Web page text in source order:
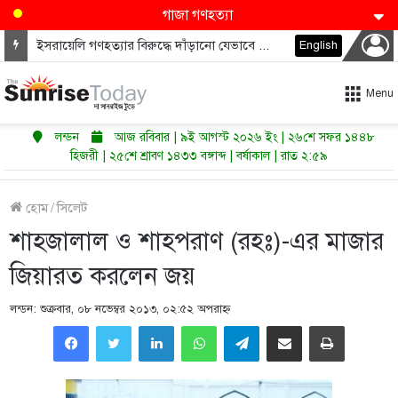
গাজা গণহত্যা
ইসরায়েলি গণহত্যার বিরুদ্ধে দাঁড়ানো যেভাবে ডেমোক্র্যাটদের নভেম্বরে কংগ্রেস জিতাতে পারে English
Menu
লন্ডন
আজ রবিবার | ৯ই আগস্ট ২০২৬ ইং | ২৬শে সফর ১৪৪৮
হিজরী | ২৫শে শ্রাবণ ১৪৩৩ বঙ্গাব্দ | বর্ষাকাল | রাত ২:৫৯
হোম/সিলেট
শাহজালাল ও শাহপরাণ (রহঃ)-এর মাজার
জিয়ারত করলেন জয়
লন্ডন: শুক্রবার, ০৮ নভেম্বর ২০১৩, ০২:৫২ অপরাহ্ণ
LinkedInWhatsAppTelegramShare via Email Print